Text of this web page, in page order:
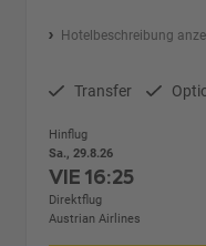
Hotelbeschreibung
Transfer
Hinflug
Sa., 29.8.26
VIE16:25
Direktflug
Austrian Airlines